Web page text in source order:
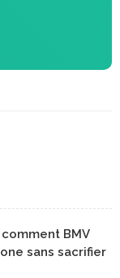
BMV
sans sacrifier